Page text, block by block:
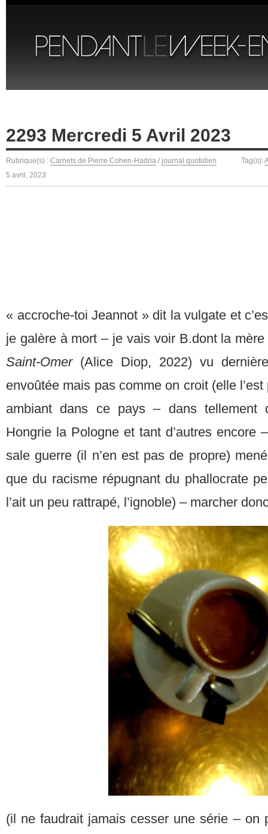
2293 Mercredi 5 Avril 2023
Rubrique(s) : Carnets de Pierre Cohen-Hadria / journal quotidien Tag(s):
5 avril, 2023
« accroche-toi Jeannot » dit la vulgate et
je galère à mort – je vais voir B.dont la
Saint-Omer (Alice Diop, 2022) vu
envoûtée mais pas comme on croit (elle
ambiant dans ce pays – dans tellement
Hongrie la Pologne et tant d’autres encore
sale guerre (il n’en est pas de propre)
que du racisme répugnant du phallocrate
l’ait un peu rattrapé, l’ignoble) – marcher
(il ne faudrait jamais cesser une série – on